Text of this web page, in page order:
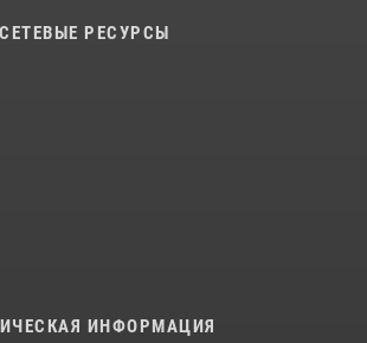
РЕСУРСЫ
ИНФОРМАЦИЯ